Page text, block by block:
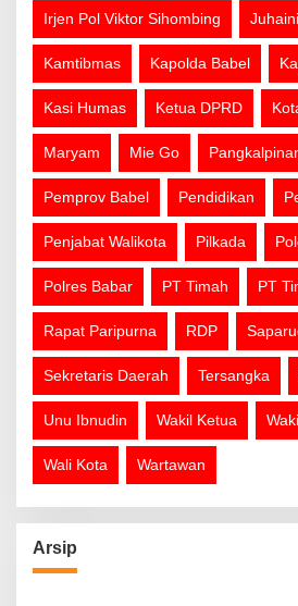
Irjen Pol Viktor Sihombing Juhaini
Kamtibmas Kapolda Babel
Kasi Humas Ketua DPRD
Maryam Mie Go
Pemprov Babel Pendidikan
Penjabat Walikota Pilkada
Polres Babar PT Timah PT
Rapat Paripurna RDP
Sekretaris Daerah Tersangka
Unu Ibnudin Wakil Ketua
Wali Kota Wartawan
Arsip